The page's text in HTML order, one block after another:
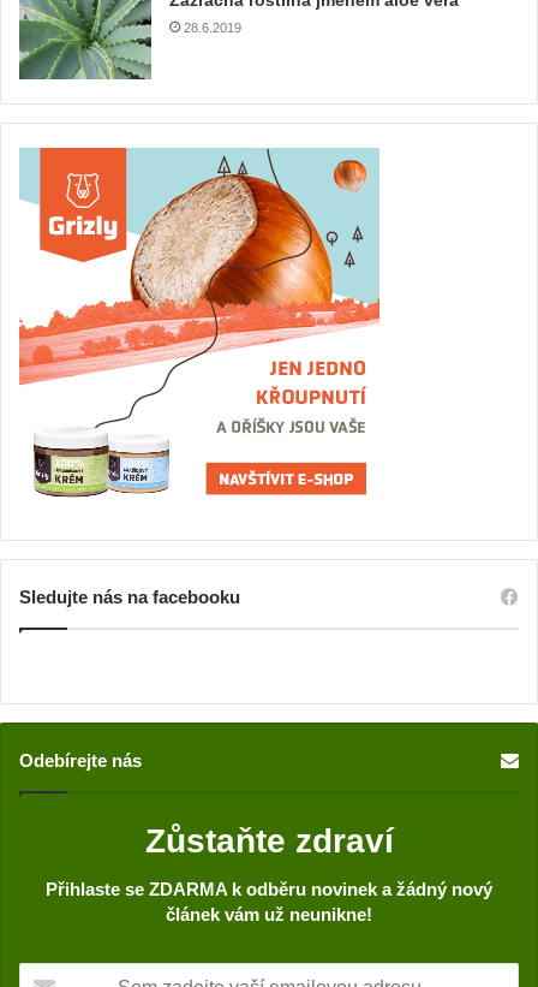
28.6.2019
Sledujte nás na facebooku
Odebírejte nás
Zůstaňte zdraví
Přihlaste se ZDARMA k odběru novinek a žádný nový
článek vám už neunikne!